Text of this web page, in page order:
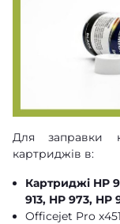
Для заправки
картриджів в:
Картриджі HP
913, HP 973, HP
Officejet Pro